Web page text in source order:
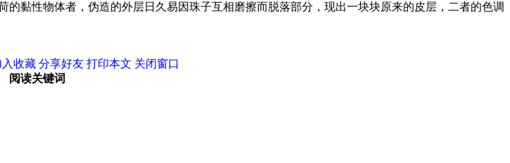
黏性物体者，伪造的外层日久易因珠子互相磨擦而脱落部分，现出一块块原来的皮层，二者的色调
入收藏 分享好友 打印本文 关闭窗口
阅读关键词